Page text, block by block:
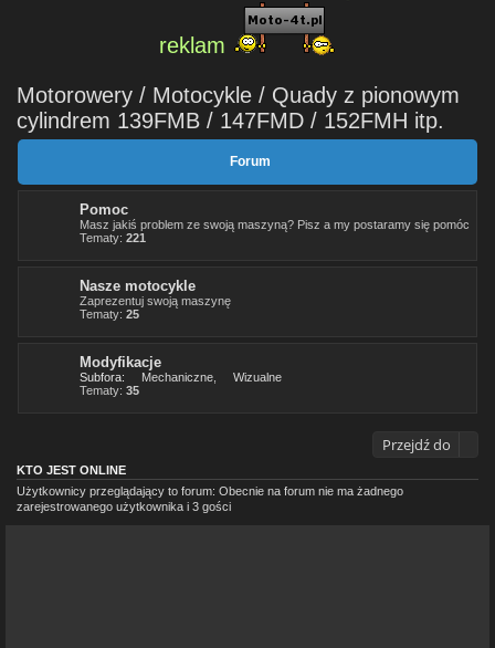
reklam
Motorowery / Motocykle / Quady z pionowym
cylindrem 139FMB / 147FMD / 152FMH itp.
Forum
Pomoc
Masz jakiś problem ze swoją maszyną? Pisz a my postaramy się pomóc
Tematy: 221
Nasze motocykle
Zaprezentuj swoją maszynę
Tematy: 25
Modyfikacje
Subfora: Mechaniczne
Wizualne
Tematy: 35
Przejdź do
KTO JEST ONLINE
Użytkownicy przeglądający to forum: Obecnie na forum nie ma żadnego
zarejestrowanego użytkownika i 3 gości